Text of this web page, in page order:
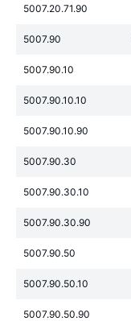
5007.20.71.90
5007.90
5007.90.10
5007.90.10.10
5007.90.10.90
5007.90.30
5007.90.30.10
5007.90.30.90
5007.90.50
5007.90.50.10
5007.90.50.90